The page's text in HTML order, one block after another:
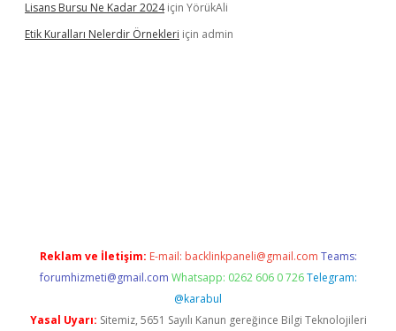
Lisans Bursu Ne Kadar 2024için YörükAli
Etik Kuralları Nelerdir Örnekleri için admin
Reklam ve İletişim: E-mail: backlinkpaneli@gmail.com Teams:
forumhizmeti@gmail.com Whatsapp: 0262 606 0 726 Telegram:
@karabul
Yasal Uyarı: Sitemiz, 5651 Sayılı Kanun gereğince Bilgi Teknolojileri